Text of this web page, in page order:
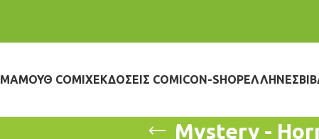
ΜΑΜΟΥΘ COMIXΕΚΔΌΣΕΙΣ COMICON-SHOPΈΛΛΗΝΕΣ
Mystery -